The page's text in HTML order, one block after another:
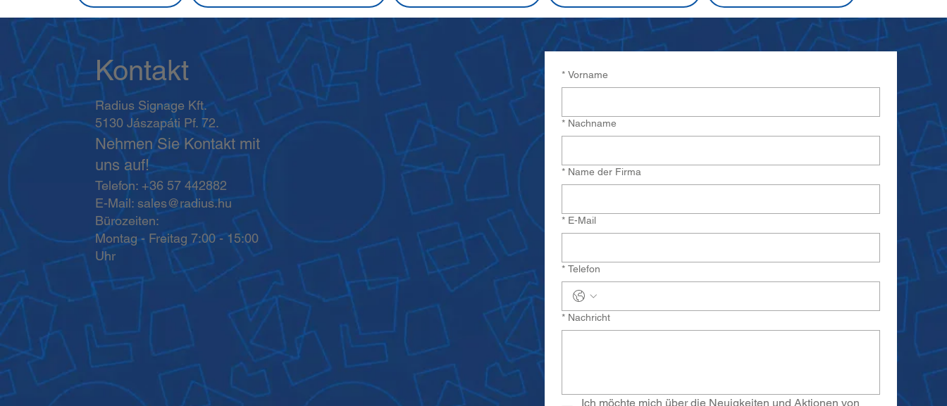
Kontakt
Radius Signage Kft.
5130 Jászapáti Pf. 72.
Nehmen Sie Kontakt mit
uns auf!
Telefon: +36 57 442882
E-Mail:sales@radius.hu
Bürozeiten:
Montag - Freitag 7:00 - 15:00
Uhr
* Vorname
* Nachname
* Name der Firma
* E-Mail
* Telefon
* Nachricht
Ich möchte mich über die Neuigkeiten und Aktionen von